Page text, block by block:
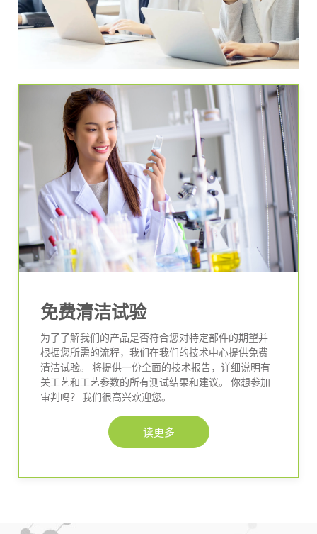
免费清洁试验
为了了解我们的产品是否符合您对特定部件的期望并
根据您所需的流程，我们在我们的技术中心提供免费
清洁试验。 将提供一份全面的技术报告，详细说明有
关工艺和工艺参数的所有测试结果和建议。 你想参加
审判吗？ 我们很高兴欢迎您。
读更多